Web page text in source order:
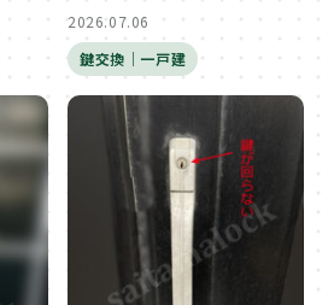
2026.07.06
鍵交換｜一戸建